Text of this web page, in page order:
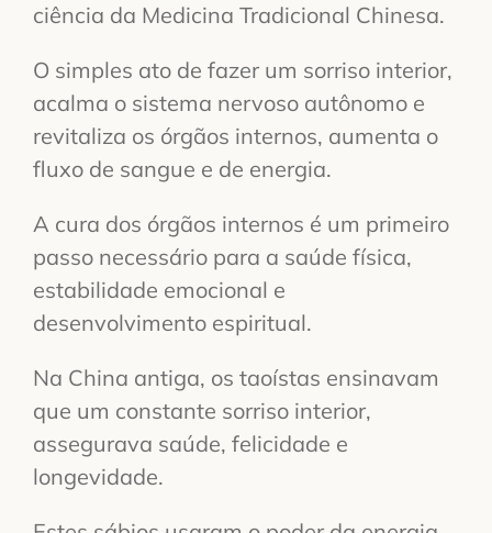
ciência da Medicina Tradicional Chinesa.
O simples ato de fazer um sorriso interior,
acalma o sistema nervoso autônomo e
revitaliza os órgãos internos, aumenta o
fluxo de sangue e de energia.
A cura dos órgãos internos é um primeiro
passo necessário para a saúde física,
estabilidade emocional e
desenvolvimento espiritual.
Na China antiga, os taoístas ensinavam
que um constante sorriso interior,
assegurava saúde, felicidade e
longevidade.